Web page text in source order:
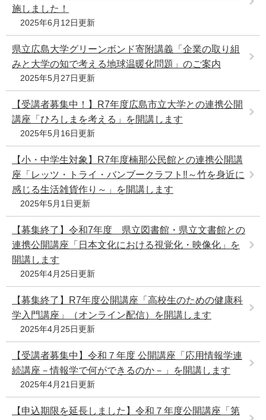
施しました！
2025年6月12日更新
県立広島大学グリーンボンド寄附講義「企業の取り組
みと大学の知で考える地球温暖化問題」のご案内
2025年5月27日更新
【受講者募集中！】R7年度広島市立大学との連携公開
講座「ひろしまを考える」を開講します
2025年5月16日更新
【小・中学生対象】R7年度楠那公民館との連携公開講
座「レッツ・トライ・バンブークラフト‼～竹を身近に
感じる生活雑貨作り～」を開講します
2025年5月1日更新
【募集終了】令和7年度 県立図書館・県立文書館との
連携公開講座「日本文化における視覚化・映像化」を
開講します
2025年4月25日更新
【募集終了】R7年度公開講座「高校生のための健康科
学入門講座」（オンライン配信）を開講します
2025年4月25日更新
【受講者募集中】令和７年度 公開講座「応用情報学連
続講座－情報学で何ができるのか－」を開講します
2025年4月21日更新
【申込期限を延長しました】令和７年度公開講座「第